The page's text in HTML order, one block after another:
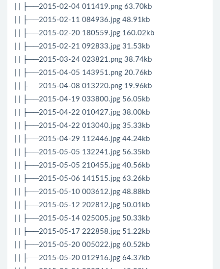
| | ├──2015-02-04 011419.png 63.70kb
| | ├──2015-02-11 084936.jpg 48.91kb
| | ├──2015-02-20 180559.jpg 160.02kb
| | ├──2015-02-21 092833.jpg 31.53kb
| | ├──2015-03-24 023821.png 38.74kb
| | ├──2015-04-05 143951.png 20.76kb
| | ├──2015-04-08 013220.png 19.96kb
| | ├──2015-04-19 033800.jpg 56.05kb
| | ├──2015-04-22 010427.jpg 38.00kb
| | ├──2015-04-22 013040.jpg 35.33kb
| | ├──2015-04-29 112446.jpg 44.24kb
| | ├──2015-05-05 132241.jpg 56.35kb
| | ├──2015-05-05 210455.jpg 40.56kb
| | ├──2015-05-06 141515.jpg 63.26kb
| | ├──2015-05-10 003612.jpg 48.88kb
| | ├──2015-05-12 202812.jpg 50.01kb
| | ├──2015-05-14 025005.jpg 50.33kb
| | ├──2015-05-17 222858.jpg 51.22kb
| | ├──2015-05-20 005022.jpg 60.52kb
| | ├──2015-05-20 012916.jpg 64.37kb